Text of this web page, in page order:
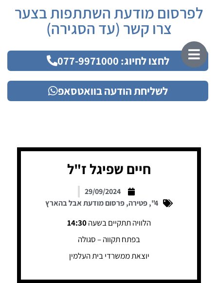
לפרסום מודעת השתתפות בצער
צרו קשר (עד הסגירה)
לחצו לחיוג: 077-9971000
לשליחת הודעה בוואטסאפ
חיים שפיגל ז"ל
29/09/2024
4"
,פטירה,פרסום מודעת אבל בהארץ
הלוויה תתקיים בשעה14:30
בפתח תקווה – סגולה
יוצאת ממשרדי בית העלמין